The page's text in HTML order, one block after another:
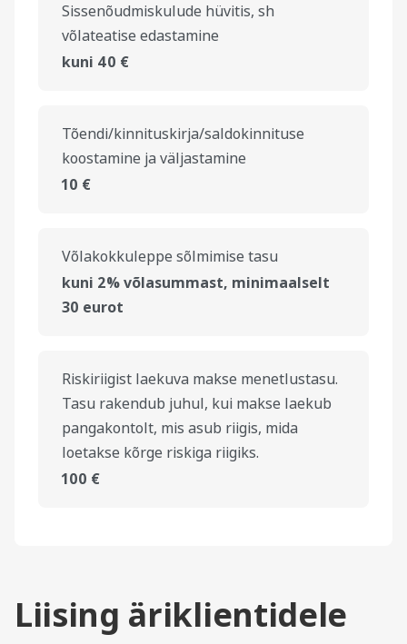
Sissenõudmiskulude hüvitis, sh
võlateatise edastamine
kuni 40 €
Tõendi/kinnituskirja/saldokinnituse
koostamine ja väljastamine
10 €
Võlakokkuleppe sõlmimise tasu
kuni 2% võlasummast, minimaalselt
30 eurot
Riskiriigist laekuva makse menetlustasu.
Tasu rakendub juhul, kui makse laekub
pangakontolt, mis asub riigis, mida
loetakse kõrge riskiga riigiks.
100 €
Liising äriklientidele